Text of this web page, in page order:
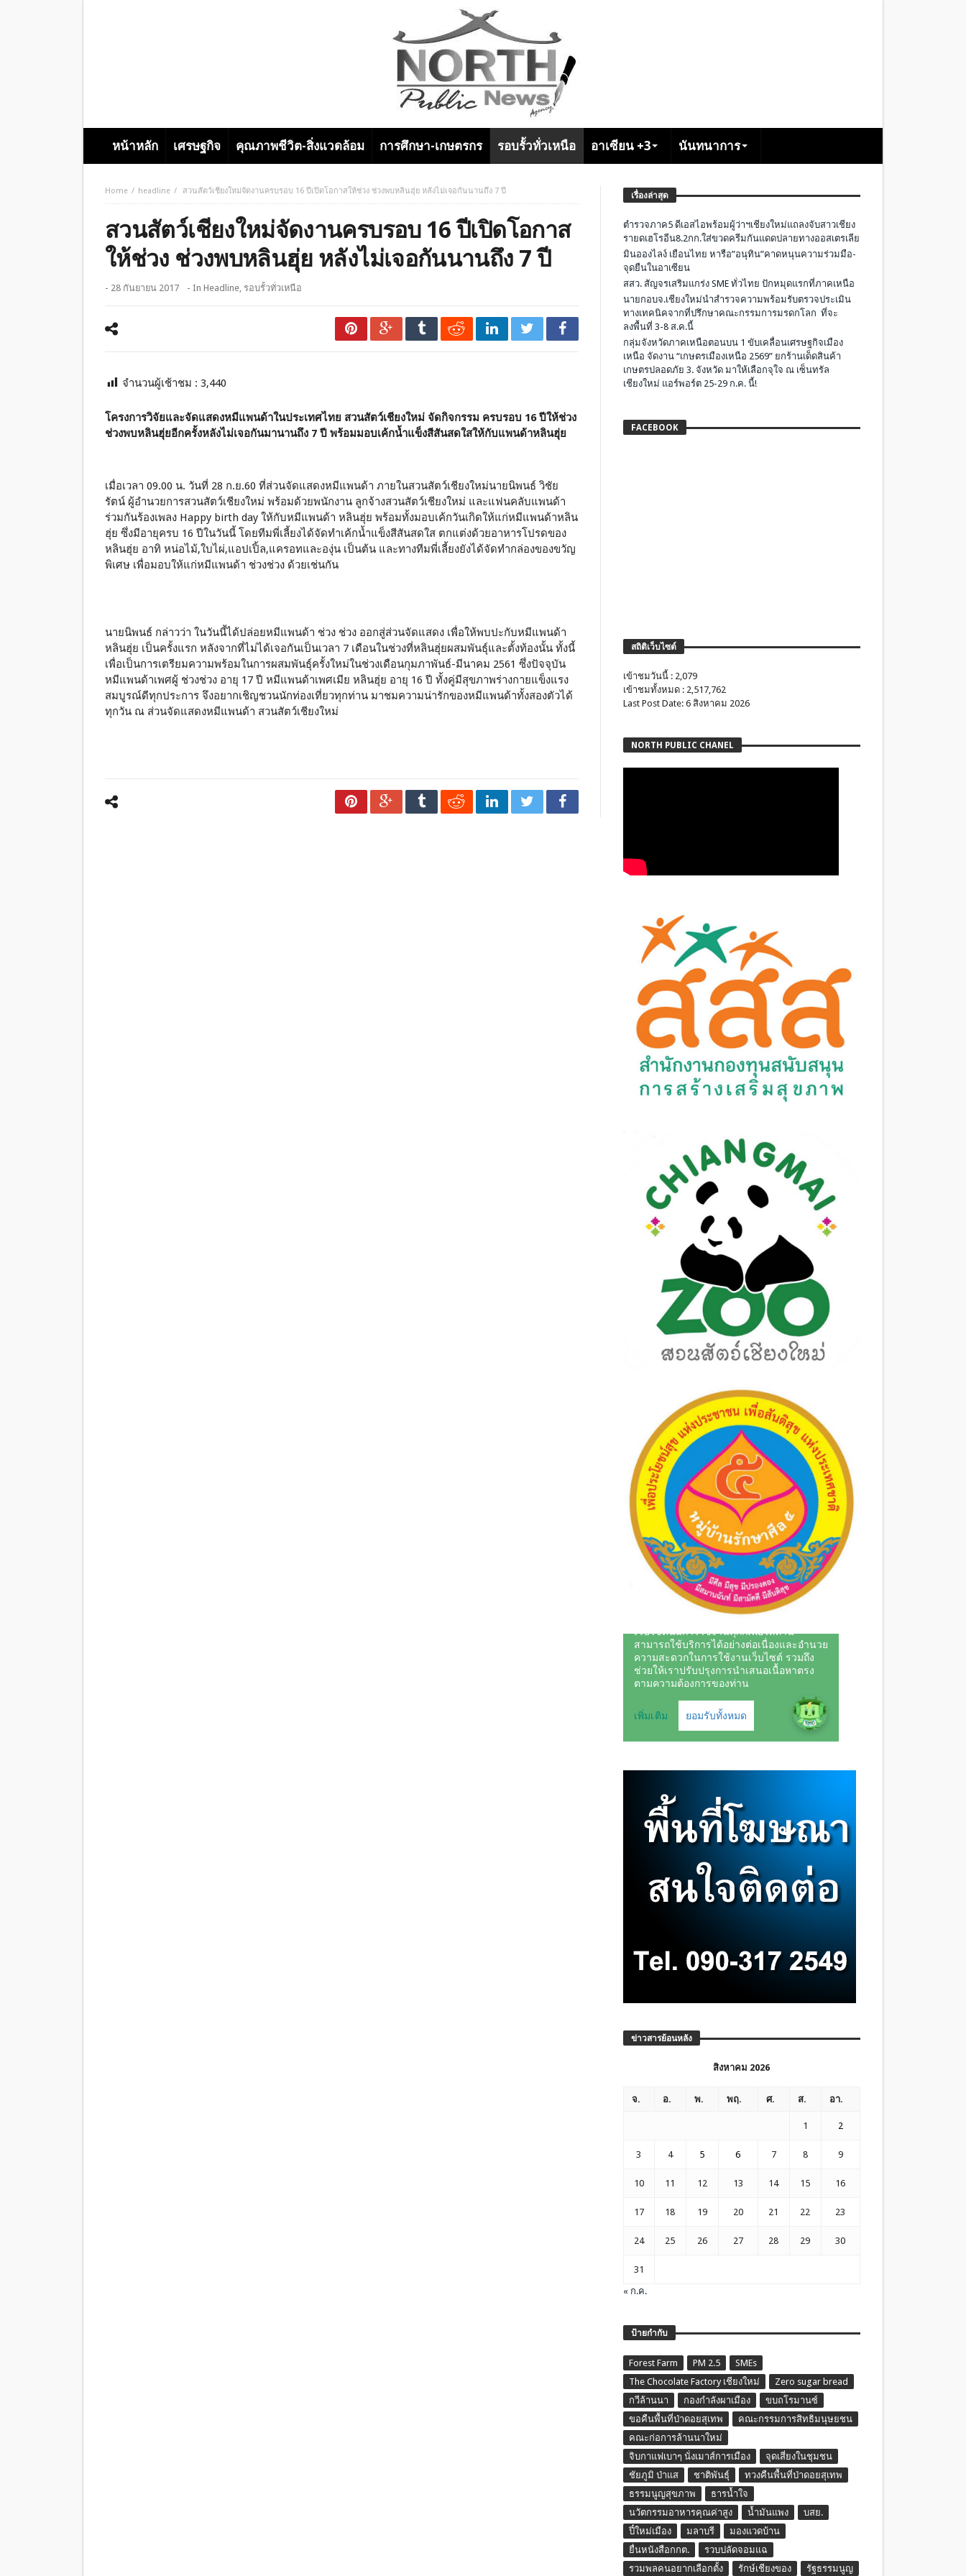
หน้าหลัก เศรษฐกิจ คุณภาพชีวิต-สิ่งแวดล้อม การศึกษา-เกษตรกร รอบรั้วทั่วเหนือ อาเซียน +3 นันทนาการ
Home headline สวนสัตว์เชียงใหม่จัดงานครบรอบ 16 ปีเปิดโอกาสให้ช่วง ช่วงพบหลินฮุ่ย หลังไม่เจอกันนานถึง 7 ปี
สวนสัตว์เชียงใหม่จัดงานครบรอบ 16 ปีเปิดโอกาส
ให้ช่วง ช่วงพบหลินฮุ่ย หลังไม่เจอกันนานถึง 7 ปี
- 28 กันยายน 2017 - In Headline, รอบรั้วทั่วเหนือ
จำนวนผู้เช้าชม : 3,440
โครงการวิจัยและจัดแสดงหมีแพนด้าในประเทศไทย สวนสัตว์เชียงใหม่ จัดกิจกรรม ครบรอบ 16ปีให้ช่วง
ช่วงพบหลินฮุ่ยอีกครั้งหลังไม่เจอกันมานานถึง 7 ปี พร้อมมอบเค้กน้ำแข็งสีสันสดใสให้กับแพนด้าหลินฮุ่ย
เมื่อเวลา 09.00 น. วันที่ 28 ก.ย.60 ที่ส่วนจัดแสดงหมีแพนด้า ภายในสวนสัตว์เชียงใหม่นายนิพนธ์ วิชัย
รัตน์ ผู้อำนวยการสวนสัตว์เชียงใหม่ พร้อมด้วยพนักงาน ลูกจ้างสวนสัตว์เชียงใหม่ และแฟนคลับแพนด้า
ร่วมกันร้องเพลง Happy birth day ให้กับหมีแพนด้า หลินฮุ่ย พร้อมทั้งมอบเค้กวันเกิดให้แก่หมีแพนด้าหลิน
ฮุ่ย ซึ่งมีอายุครบ 16 ปีในวันนี้ โดยทีมพี่เลี้ยงได้จัดทำเค้กน้ำแข็งสีสันสดใส ตกแต่งด้วยอาหารโปรดของ
หลินฮุ่ย อาทิ หน่อไม้,ใบไผ่,แอปเปิ้ล,แครอทและองุ่น เป็นต้น และทางทีมพี่เลี้ยงยังได้จัดทำกล่องของขวัญ
พิเศษ เพื่อมอบให้แก่หมีแพนด้า ช่วงช่วง ด้วยเช่นกัน
นายนิพนธ์ กล่าวว่า ในวันนี้ได้ปล่อยหมีแพนด้า ช่วง ช่วง ออกสู่ส่วนจัดแสดง เพื่อให้พบปะกับหมีแพนด้า
หลินฮุ่ย เป็นครั้งแรก หลังจากที่ไม่ได้เจอกันเป็นเวลา 7 เดือนในช่วงที่หลินฮุ่ยผสมพันธุ์และตั้งท้องนั้น ทั้งนี้
เพื่อเป็นการเตรียมความพร้อมในการผสมพันธุ์ครั้งใหม่ในช่วงเดือนกุมภาพันธ์-มีนาคม 2561 ซึ่งปัจจุบัน
หมีแพนด้าเพศผู้ ช่วงช่วง อายุ 17 ปี หมีแพนด้าเพศเมีย หลินฮุ่ย อายุ 16 ปี ทั้งคู่มีสุขภาพร่างกายแข็งแรง
สมบูรณ์ดีทุกประการ จึงอยากเชิญชวนนักท่องเที่ยวทุกท่าน มาชมความน่ารักของหมีแพนด้าทั้งสองตัวได้
ทุกวัน ณ ส่วนจัดแสดงหมีแพนด้า สวนสัตว์เชียงใหม่
เรื่องล่าสุด
ตำรวจภาค5 ดีเอสไอพร้อมผู้ว่าฯเชียงใหม่แถลงจับสาวเชียง
รายดเฮโรอีน8.2กก.ใส่ขวดครีมกันแดดปลายทางออสเตรเลีย
มินอองไลง์ เยือนไทย หารือ”อนุทิน”คาดหนุนความร่วมมือ-
จุดยืนในอาเซียน
สสว. สัญจรเสริมแกร่ง SME ทั่วไทย ปักหมุดแรกที่ภาคเหนือ
นายกอบจ.เชียงใหม่นำสำรวจความพร้อมรับตรวจประเมิน
ทางเทคนิคจากที่ปรึกษาคณะกรรมการมรดกโลก ที่จะ
ลงพื้นที่ 3-8 ส.ค.นี้
กลุ่มจังหวัดภาคเหนือตอนบน 1 ขับเคลื่อนเศรษฐกิจเมือง
เหนือ จัดงาน “เกษตรเมืองเหนือ 2569” ยกร้านเด็ดสินค้า
เกษตรปลอดภัย 3. จังหวัด มาให้เลือกจุใจ ณ เซ็นทรัล
เชียงใหม่ แอร์พอร์ต 25-29 ก.ค. นี้!
FACEBOOK
สถิติเว็บไซต์
เข้าชมวันนี้ : 2,079
เข้าชมทั้งหมด : 2,517,762
Last Post Date: 6 สิงหาคม 2026
NORTH PUBLIC CHANEL
ข่าวสารย้อนหลัง
สิงหาคม 2026
จ. อ. พ. พฤ. ศ. ส. อา.
1 2
3 4 5 6 7 8 9
10 11 12 13 14 15 16
17 18 19 20 21 22 23
24 25 26 27 28 29 30
31
« ก.ค.
ป้ายกำกับ
Forest Farm PM 2.5
SMEs
The Chocolate Factory เชียงใหม่
Zero sugar bread
กวีล้านนา
กองกำลังผาเมือง
ขบถโรมานซ์
ขอคืนพื้นที่ป่าดอยสุเทพ
คณะกรรมการสิทธิมนุษยชน
คณะก่อการล้านนาใหม่
จิบกาแฟเบาๆ นั่งเมาส์การเมือง
จุดเสี่ยงในชุมชน
ชัยภูมิ ป่าแส
ชาติพันธุ์
ทวงคืนพื้นที่ป่าดอยสุเทพ
ธรรมนูญสุขภาพ
ธารน้ำใจ
นวัตกรรมอาหารคุณค่าสูง
น้ำมันแพง
บสย.
ปี๋ใหม่เมือง
มลาบรี
มองแวดบ้าน
ยื่นหนังสือกกต.
รวบปลัดจอมแฉ
รวมพลคนอยากเลือกตั้ง
รักษ์เชียงของ รัฐธรรมนูญ